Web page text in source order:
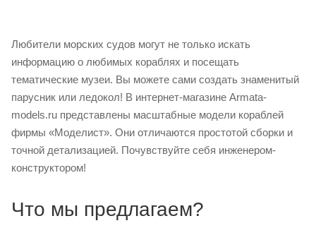
Любители морских судов могут не только искать
информацию о любимых кораблях и посещать
тематические музеи. Вы можете сами создать знаменитый
парусник или ледокол! В интернет-магазине Armata-
models.ru представлены масштабные модели кораблей
фирмы «Моделист». Они отличаются простотой сборки и
точной детализацией. Почувствуйте себя инженером-
конструктором!
Что мы предлагаем?